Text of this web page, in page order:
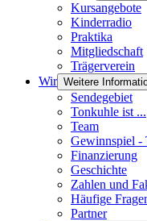
Kursangebote
Kinderradio
Praktika
Mitgliedschaft
Trägerverein
Wir Weitere
Sendegebiet
Tonkuhle ist ...
Team
Gewinnspiel -
Finanzierung
Geschichte
Zahlen und
Häufige
Partner